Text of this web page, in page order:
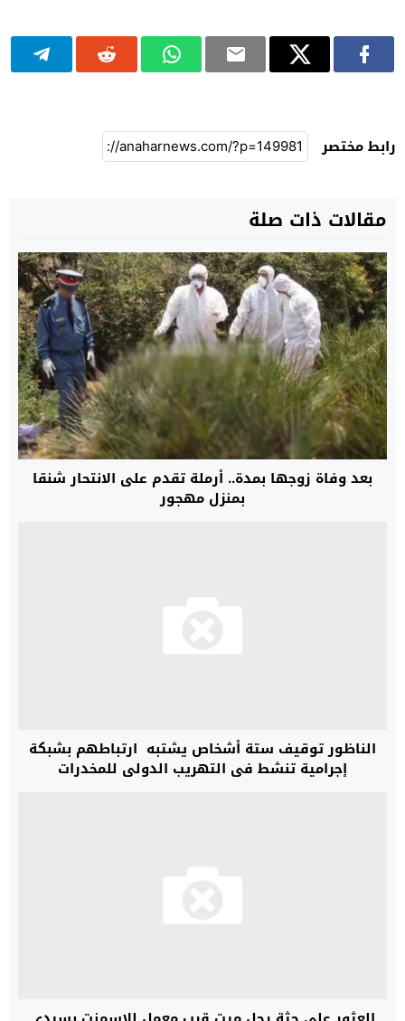
رابط مختصر
مقالات ذات صلة
بعد وفاة زوجها بمدة.. أرملة تقدم على الانتحار شنقا
بمنزل مهجور
الناظور توقيف ستة أشخاص يشتبه ارتباطهم بشبكة
إجرامية تنشط في التهريب الدولي للمخدرات